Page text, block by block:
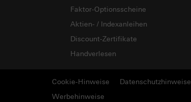
Faktor-Optionsscheine
Aktien- / Indexanleihen
Discount-Zertifikate
Handverlesen
Cookie-Hinweise Datenschutzhinweise
Werbehinweise